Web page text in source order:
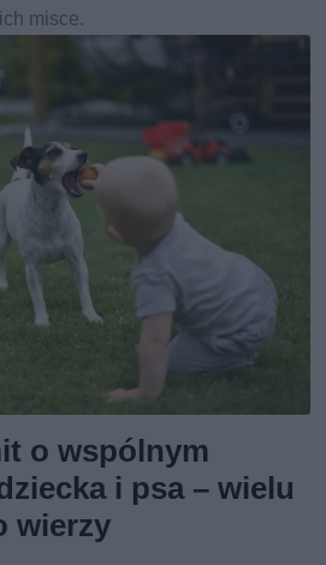
misce.
o wspólnym
i psa – wielu
wierzy